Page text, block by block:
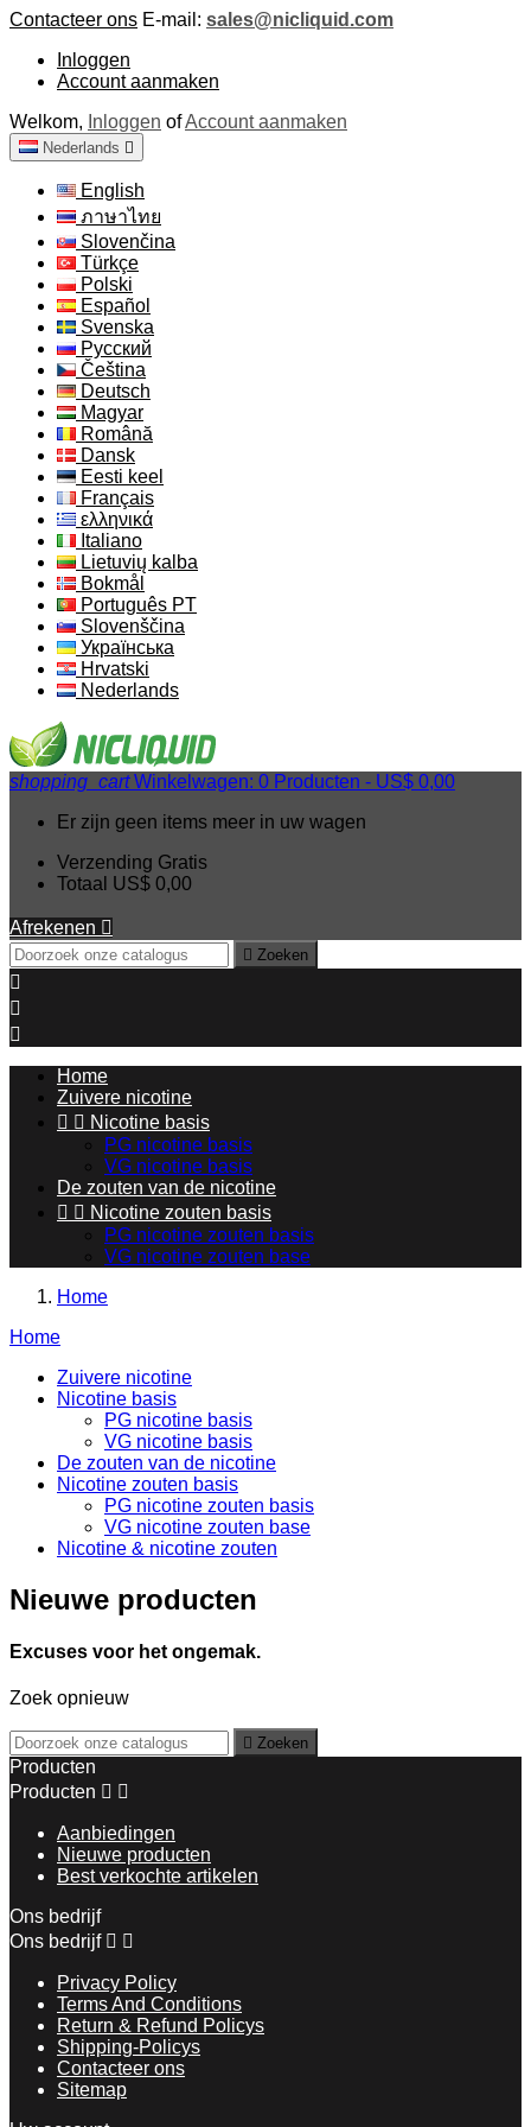
Contacteer ons E-mail: sales@nicliquid.com
Inloggen
Account aanmaken
Welkom, Inloggen ofAccount aanmaken
Nederlands 
English
ภาษาไทย
Slovenčina
Türkçe
Polski
Español
Svenska
Русский
Čeština
Deutsch
Magyar
Română
Dansk
Eesti keel
Français
ελληνικά
Italiano
Lietuvių kalba
Bokmål
Português PT
Slovenščina
Українська
Hrvatski
Nederlands
shopping_cart Winkelwagen: 0 Producten - US$ 0,00
Er zijn geen items meer in uw wagen
Verzending Gratis
Totaal US$ 0,00
Afrekenen 
 Zoeken



Home
Zuivere nicotine
  Nicotine basis
PG nicotine basis
VG nicotine basis
De zouten van de nicotine
  Nicotine zouten basis
PG nicotine zouten basis
VG nicotine zouten base
Home
Home
Zuivere nicotine
Nicotine basis
PG nicotine basis
VG nicotine basis
De zouten van de nicotine
Nicotine zouten basis
PG nicotine zouten basis
VG nicotine zouten base
Nicotine & nicotine zouten
Nieuwe producten
Excuses voor het ongemak.
Zoek opnieuw
 Zoeken
Producten
Producten  
Aanbiedingen
Nieuwe producten
Best verkochte artikelen
Ons bedrijf
Ons bedrijf  
Privacy Policy
Terms And Conditions
Return & Refund Policys
Shipping-Policys
Contacteer ons
Sitemap